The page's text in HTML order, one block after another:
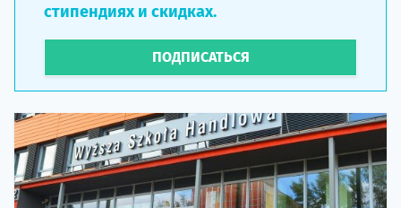
стипендиях и скидках.
ПОДПИСАТЬСЯ